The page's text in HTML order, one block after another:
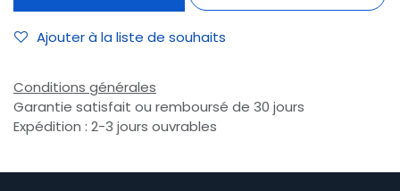
Ajouter à la liste de souhaits
Conditions générales
Garantie satisfait ou remboursé de 30 jours
Expédition : 2-3 jours ouvrables